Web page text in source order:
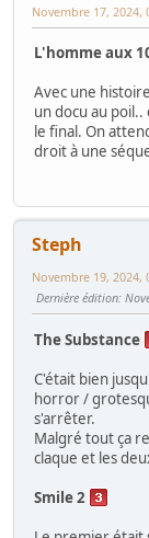
Novembre 17, 2024,
L'homme aux
Avec une
un docu au
le final. On
droit à une
Steph
Novembre 19, 2024,
Dernière édition:
The Substance
C'était bien
horror /
s'arrêter.
Malgré tout ça
claque et les
Smile 2